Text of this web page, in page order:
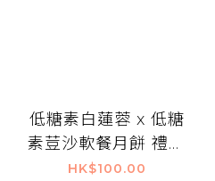
低糖素白蓮蓉 x 低糖
素荳沙軟餐月餅 禮盒
兩件裝
HK$100.00